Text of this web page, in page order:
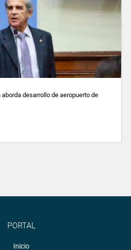
desarrollo de aeropuerto de
PORTAL
Inicio